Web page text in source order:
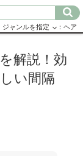
ジャンルを指定 ：ヘア
解説！効
い間隔